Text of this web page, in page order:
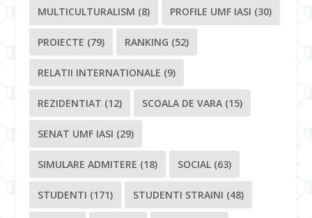
MULTICULTURALISM (8) PROFILE UMF IASI (30)
PROIECTE (79) RANKING (52)
RELATII INTERNATIONALE (9)
REZIDENTIAT (12) SCOALA DE VARA (15)
SENAT UMF IASI (29)
SIMULARE ADMITERE (18) SOCIAL (63)
STUDENTI (171) STUDENTI STRAINI (48)